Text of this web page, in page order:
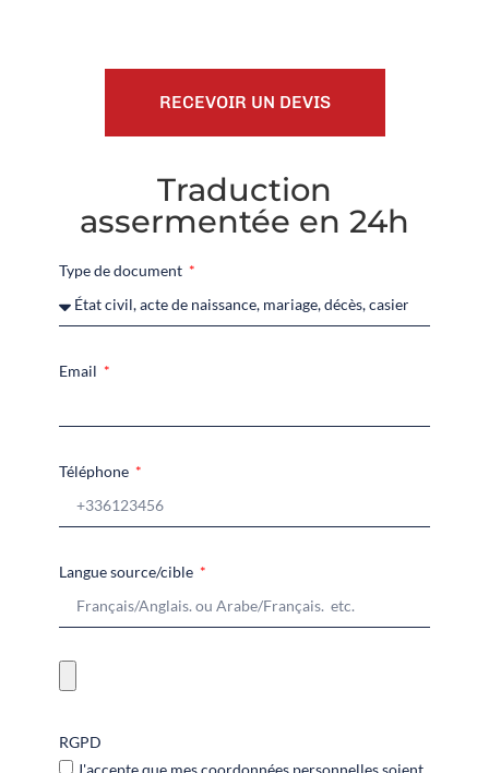
RECEVOIR UN DEVIS
Traduction
assermentée en 24h
Type de document
Email
Téléphone
Langue source/cible
RGPD
J'accepte que mes coordonnées personnelles soient